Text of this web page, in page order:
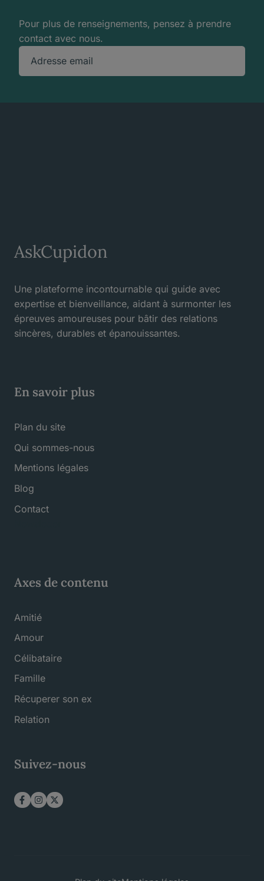
Pour plus de renseignements, pensez à prendre
contact avec nous.
Adresse email
AskCupidon
Une plateforme incontournable qui guide avec
expertise et bienveillance, aidant à surmonter les
épreuves amoureuses pour bâtir des relations
sincères, durables et épanouissantes.
En savoir plus
Plan du site
Qui sommes-nous
Mentions légales
Blog
Contact
Axes de contenu
Amitié
Amour
Célibataire
Famille
Récuperer son ex
Relation
Suivez-nous